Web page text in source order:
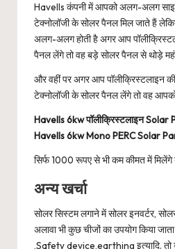
Havells कंपनी में आपको अलग-अलग
टेक्नोलॉजी के सोलर पैनल मिल जाते हैं
अलग-अलग होती है अगर आप
पैनल लेंगे तो वह बड़े सोलर पैनल से थोड़े
और वहीं पर अगर आप पॉलीक्रिस्टलाइन
टेक्नोलॉजी के सोलर पैनल लेंगे तो वह
Havells 6kw पॉलीक्रिस्टलाइन
Havells 6kw Mono PERC Solar
सिर्फ 1000 रूपए से भी कम कीमत में मिलेंगे
अन्य खर्चा
सोलर सिस्टम लगाने में सोलर इनवर्टर,
अलावा भी कुछ चीजों का उपयोग किया
,Safety device,earthing इत्यादि. तो